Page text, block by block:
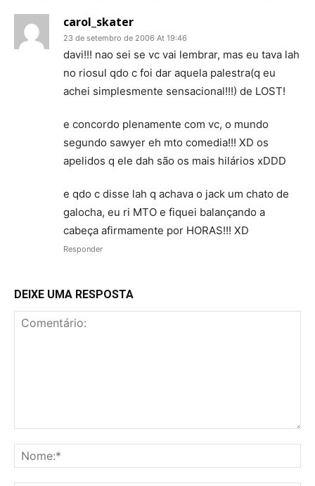
carol_skater
23 de setembro de 2006 At 19:46
davi!!! nao sei se vc vai lembrar, mas eu tava lah
no riosul qdo c foi dar aquela palestra(q eu
achei simplesmente sensacional!!!) de LOST!
e concordo plenamente com vc, o mundo
segundo sawyer eh mto comedia!!! XD os
apelidos q ele dah são os mais hilários xDDD
e qdo c disse lah q achava o jack um chato de
galocha, eu ri MTO e fiquei balançando a
cabeça afirmamente por HORAS!!! XD
Responder
DEIXE UMA RESPOSTA